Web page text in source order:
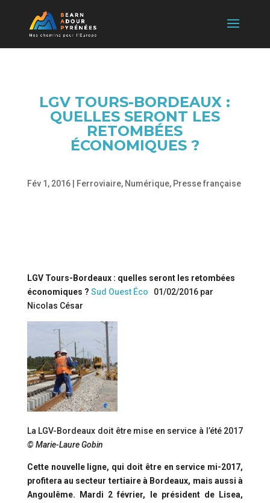
LGV TOURS-BORDEAUX :
QUELLES SERONT LES
RETOMBÉES
ÉCONOMIQUES ?
Fév 1, 2016| Ferroviaire, Numérique, Presse française
LGV Tours-Bordeaux : quelles seront les retombées
économiques ? Sud Ouest Éco
01/02/2016 par
Nicolas César
La LGV-Bordeaux doit être mise en service à l’été 2017
© Marie-Laure Gobin
Cette nouvelle ligne, qui doit être en service mi-2017,
profitera au secteur tertiaire à Bordeaux, mais aussi à
Angoulême. Mardi 2 février, le président de Lisea,